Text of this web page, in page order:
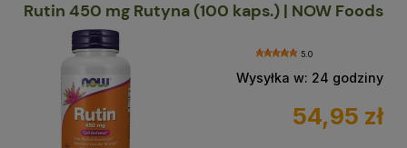
Rutin 450 mg Rutyna (100 kaps.) | NOW Foods
5.0
Wysyłka w: 24 godziny
54,95 zł